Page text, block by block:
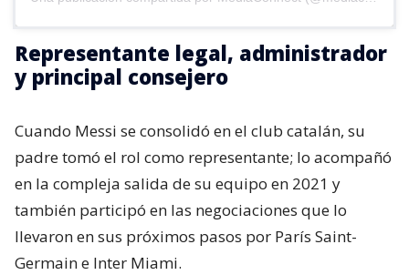
Representante legal, administrador
y principal consejero
Cuando Messi se consolidó en el club catalán, su
padre tomó el rol como representante; lo acompañó
en la compleja salida de su equipo en 2021 y
también participó en las negociaciones que lo
llevaron en sus próximos pasos por París Saint-
Germain e Inter Miami.